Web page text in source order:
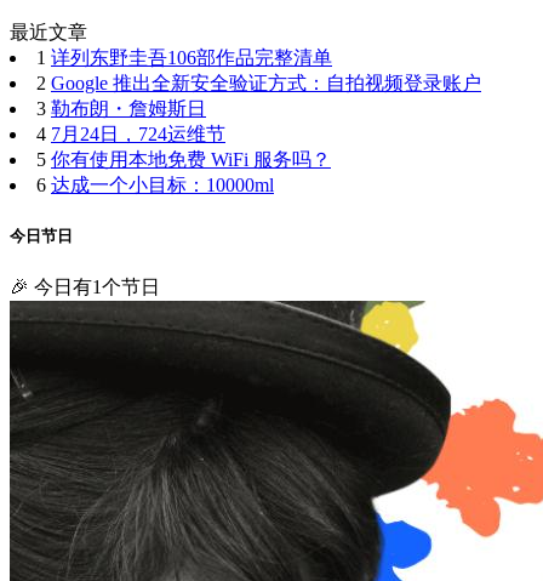
最近文章
1 详列东野圭吾106部作品完整清单
2 Google 推出全新安全验证方式：自拍视频登录账户
3 勒布朗・詹姆斯日
4 7月24日，724运维节
5 你有使用本地免费 WiFi 服务吗？
6 达成一个小目标：10000ml
今日节日
🎉 今日有1个节日